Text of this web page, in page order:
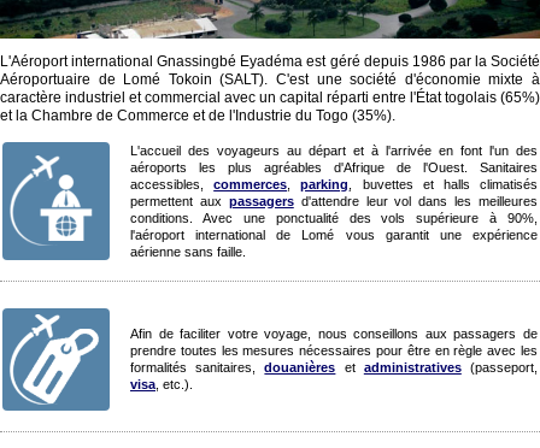
L'Aéroport international Gnassingbé Eyadéma est géré depuis 1986 par la Société
Aéroportuaire de Lomé Tokoin (SALT). C'est une société d'économie mixte à
caractère industriel et commercial avec un capital réparti entre l'État togolais (65%)
et la Chambre de Commerce et de l'Industrie du Togo (35%).
L'accueil des voyageurs au départ et à l'arrivée en font l'un des
aéroports les plus agréables d'Afrique de l'Ouest. Sanitaires
accessibles,commerces,parking, buvettes et halls climatisés
permettent aux passagersd'attendre leur vol dans les meilleures
conditions. Avec une ponctualité des vols supérieure à 90%,
l'aéroport international de Lomé vous garantit une expérience
aérienne sans faille.
Afin de faciliter votre voyage, nous conseillons aux passagers de
prendre toutes les mesures nécessaires pour être en règle avec les
formalités sanitaires,douanières et administratives(passeport,
visa, etc.).